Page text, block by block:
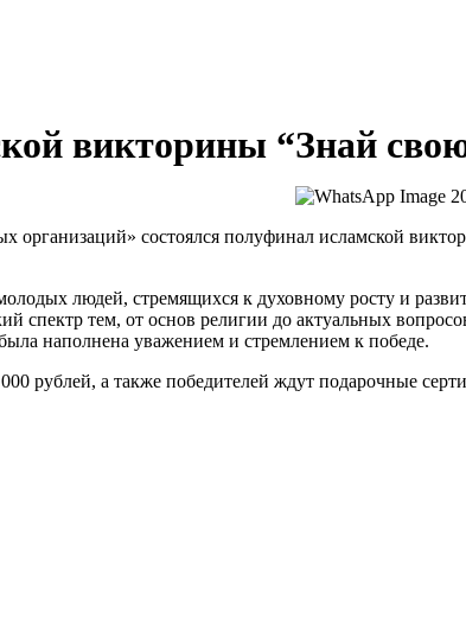
викторины “Знай
состоялся полуфинал исламской
людей, стремящихся к духовному росту и
спектр тем, от основ религии до актуальных
наполнена уважением и стремлением к победе.
рублей, а также победителей ждут подарочные